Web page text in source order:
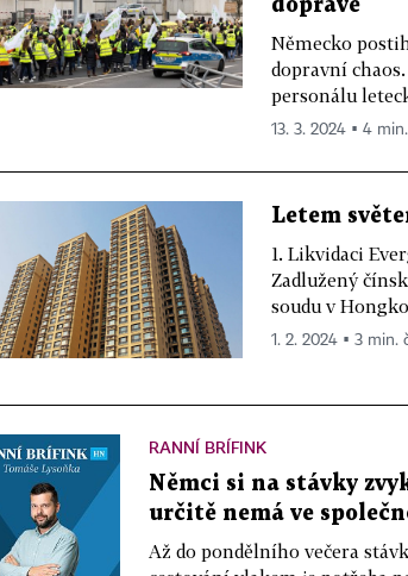
dopravě
Německo
dopravní
personálu
13. 3. 2024 ▪ 4
Letem
1. Likvidaci
Zadlužený
soudu v
1. 2. 2024 ▪ 3 min.
RANNÍ BRÍFINK
Němci si na stávky
určitě nemá ve
Až do pondělního večera